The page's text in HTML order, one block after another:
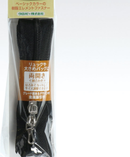
2019年
羊毛の手芸
編み物
その他